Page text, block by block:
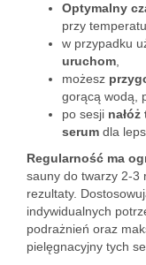
Optymalny
przy
w przypadku
uruchom
możesz
gorącą wodą,
po sesji
serum dla
Regularność ma
sauny do twarzy 2-3
rezultaty.
indywidualnych
podrażnień oraz
pielęgnacyjny tych